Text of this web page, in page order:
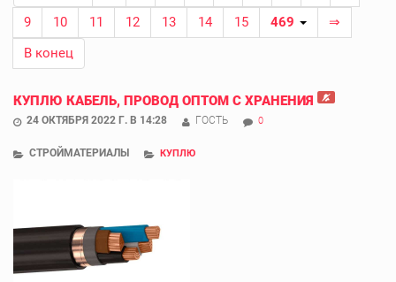
9
10 11 12 13 14 15 469
⇒
В конец
КУПЛЮ КАБЕЛЬ, ПРОВОД ОПТОМ С ХРАНЕНИЯ
24 ОКТЯБРЯ 2022 Г. В 14:28 ГОСТЬ 0
СТРОЙМАТЕРИАЛЫ КУПЛЮ